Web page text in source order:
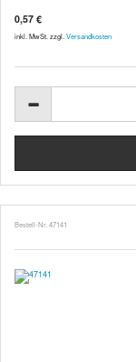
0,57 €
inkl. MwSt. zzgl. Versandkosten
Bestell-Nr. 47141